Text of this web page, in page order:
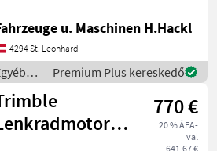
überprüft ! Laut
dass genaueste
auf dem
Markt ! Egyéb
u. Maschinen H.Hackl
4294 St. Leonhard
Trimble
Premium Plus kereskedő
770 €
20 % ÁFA-
val
641,67 €